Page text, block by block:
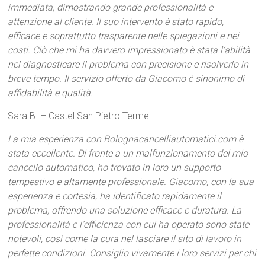
immediata, dimostrando grande professionalità e
attenzione al cliente. Il suo intervento è stato rapido,
efficace e soprattutto trasparente nelle spiegazioni e nei
costi. Ciò che mi ha davvero impressionato è stata l’abilità
nel diagnosticare il problema con precisione e risolverlo in
breve tempo. Il servizio offerto da Giacomo è sinonimo di
affidabilità e qualità.
Sara B. – Castel San Pietro Terme
La mia esperienza con Bolognacancelliautomatici.com è
stata eccellente. Di fronte a un malfunzionamento del mio
cancello automatico, ho trovato in loro un supporto
tempestivo e altamente professionale. Giacomo, con la sua
esperienza e cortesia, ha identificato rapidamente il
problema, offrendo una soluzione efficace e duratura. La
professionalità e l’efficienza con cui ha operato sono state
notevoli, così come la cura nel lasciare il sito di lavoro in
perfette condizioni. Consiglio vivamente i loro servizi per chi